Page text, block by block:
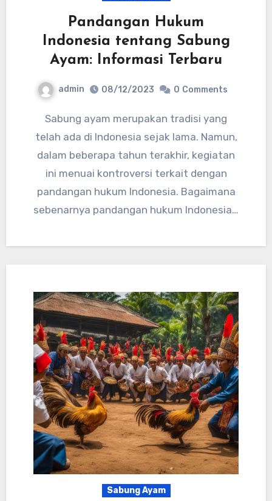
Pandangan Hukum
Indonesia tentang Sabung
Ayam: Informasi Terbaru
admin 08/12/2023 0 Comments
Sabung ayam merupakan tradisi yang
telah ada di Indonesia sejak lama. Namun,
dalam beberapa tahun terakhir, kegiatan
ini menuai kontroversi terkait dengan
pandangan hukum Indonesia. Bagaimana
sebenarnya pandangan hukum Indonesia…
Sabung Ayam